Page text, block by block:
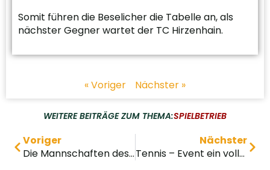
Somit führen die Beselicher die Tabelle an, als
nächster Gegner wartet der TC Hirzenhain.
« Voriger Nächster »
WEITERE BEITRÄGE ZUM THEMA:SPIELBETRIEB
Voriger
Die Mannschaften des TC Beselich starten in die zweite Saisonhälfte der Medenrunde 2024
Nächster
Tennis – Event ein voller Erfolg bei strahlendem Sonnenschein!